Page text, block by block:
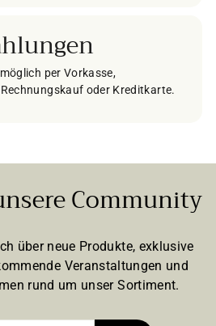
per Vorkasse,
oder Kreditkarte.
Community
über neue Produkte, exklusive
Veranstaltungen und
rund um unser Sortiment.